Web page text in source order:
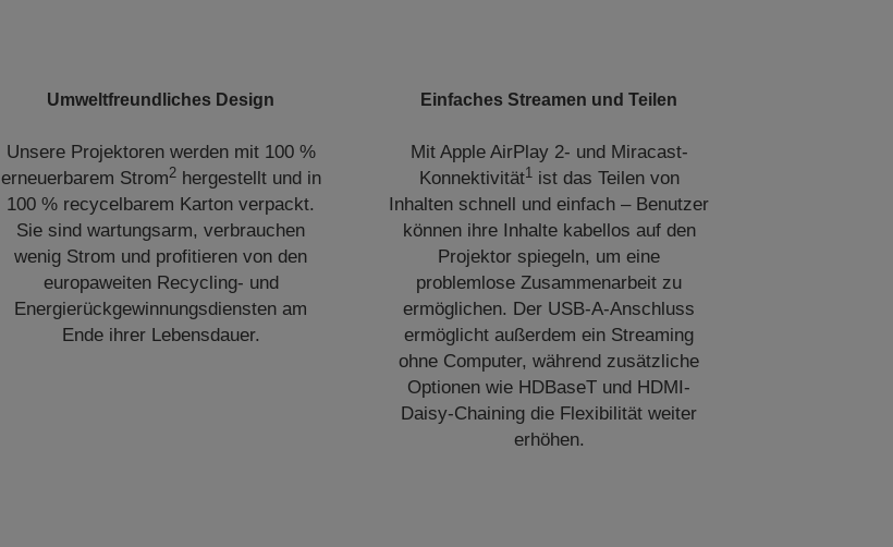
Umweltfreundliches Design
Unsere Projektoren werden mit 100 %
erneuerbarem Strom2hergestellt und in
100 % recycelbarem Karton verpackt.
Sie sind wartungsarm, verbrauchen
wenig Strom und profitieren von den
europaweiten Recycling- und
Energierückgewinnungsdiensten am
Ende ihrer Lebensdauer.
Einfaches Streamen und Teilen
Mit Apple AirPlay 2- und Miracast-
Konnektivität1ist das Teilen von
Inhalten schnell und einfach – Benutzer
können ihre Inhalte kabellos auf den
Projektor spiegeln, um eine
problemlose Zusammenarbeit zu
ermöglichen. Der USB-A-Anschluss
ermöglicht außerdem ein Streaming
ohne Computer, während zusätzliche
Optionen wie HDBaseT und HDMI-
Daisy-Chaining die Flexibilität weiter
erhöhen.